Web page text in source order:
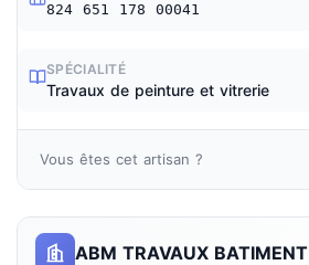
824 651 178 00041
SPÉCIALITÉ
Travaux de peinture et vitrerie
Vous êtes cet artisan ?
ABM TRAVAUX BATIMENT